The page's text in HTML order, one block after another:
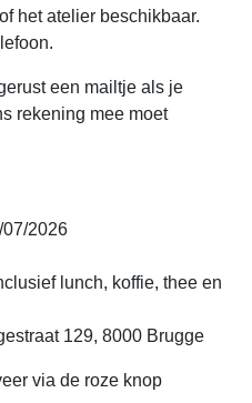
het atelier beschikbaar.
een mailtje als je
rekening mee moet
2026
lunch, koffie, thee en
129, 8000 Brugge
via de roze knop